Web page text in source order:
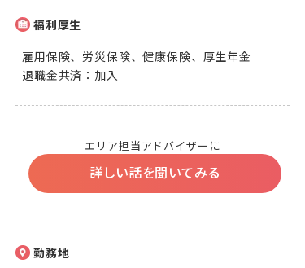
福利厚生
雇用保険、労災保険、健康保険、厚生年金
退職金共済：加入
エリア担当アドバイザーに
詳しい話を聞いてみる
勤務地